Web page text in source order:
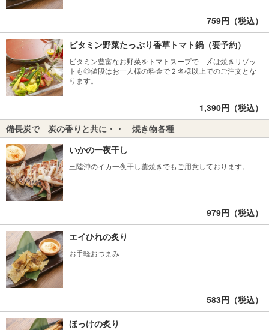
759円（税込）
ビタミン野菜たっぷり香草トマト鍋（要予約）
ビタミン豊富なお野菜をトマトスープで 〆は焼きリゾッ
トも◎値段はお一人様の料金で２名様以上でのご注文とな
ります。
1,390円（税込）
備長炭で 炭の香りと共に・・ 焼き物各種
いかの一夜干し
三陸沖のイカ一夜干し藁焼きでもご用意しております。
979円（税込）
エイひれの炙り
お手軽おつまみ
583円（税込）
ほっけの炙り